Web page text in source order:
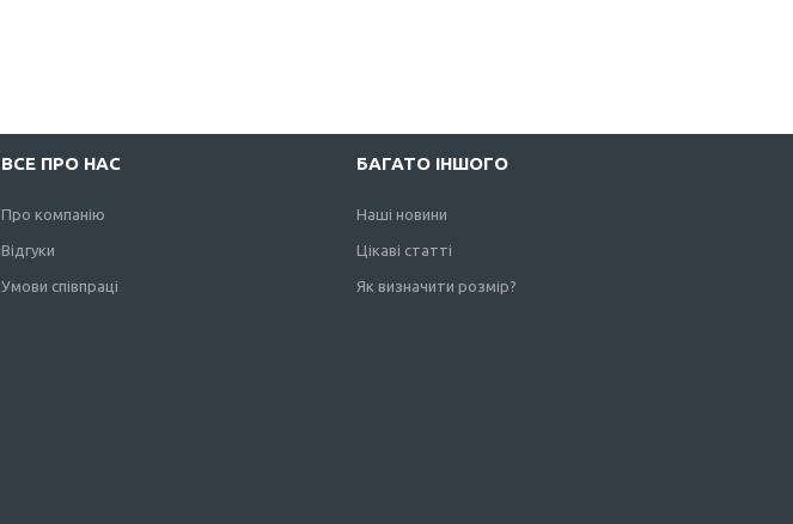
ВСЕ ПРО НАС
Про компанію
Відгуки
Умови співпраці
БАГАТО ІНШОГО
Наші новини
Цікаві статті
Як визначити розмір?